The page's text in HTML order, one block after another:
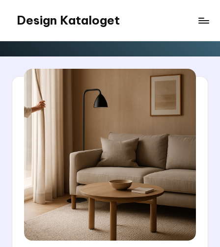
content
Design Kataloget